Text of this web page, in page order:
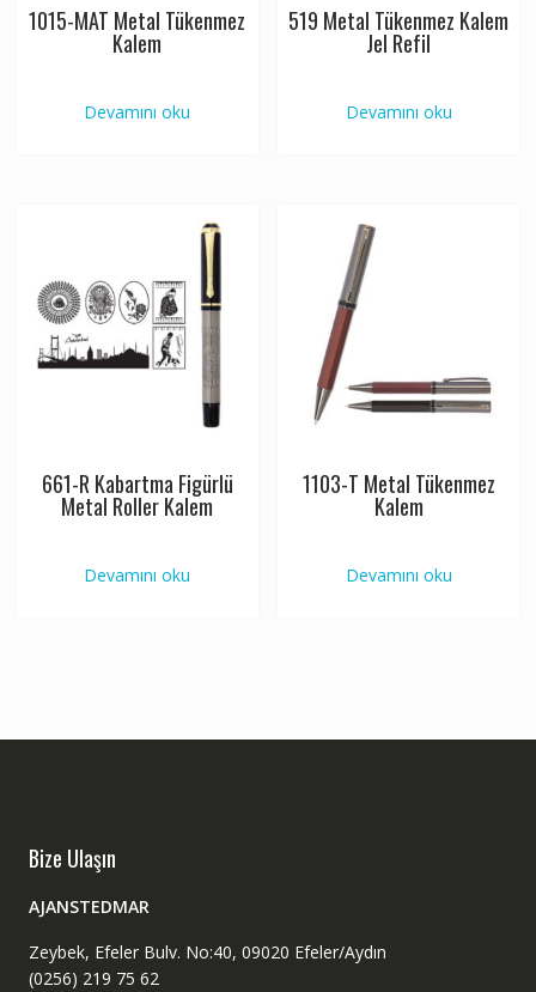
1015-MAT Metal Tükenmez
Kalem
Devamını oku
519 Metal Tükenmez Kalem
Jel Refil
Devamını oku
661-R Kabartma Figürlü
Metal Roller Kalem
Devamını oku
1103-T Metal Tükenmez
Kalem
Devamını oku
Bize Ulaşın
AJANSTEDMAR
Zeybek, Efeler Bulv. No:40, 09020 Efeler/Aydın
(0256) 219 75 62